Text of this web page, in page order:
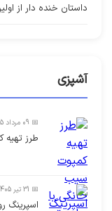
داستان خنده دار از
آشپزی
📅 09 مرداد 1405
طرز
📅 31 تیر 1405
اسپرینگ